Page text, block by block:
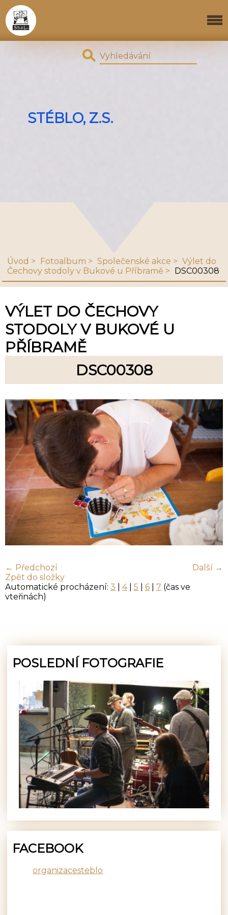
STÉBLO, Z.S.
Úvod Fotoalbum Společenské akce
Výlet do
Čechovy stodoly v Bukové u Příbramě
DSC00308
VÝLET DO ČECHOVY
STODOLY V BUKOVÉ U
PŘÍBRAMĚ
DSC00308
← Předchozí
Další →
Zpět do složky
Automatické procházení: 3 4| 5 6 7 (čas ve
vteřinách)
POSLEDNÍ FOTOGRAFIE
FACEBOOK
organizacesteblo